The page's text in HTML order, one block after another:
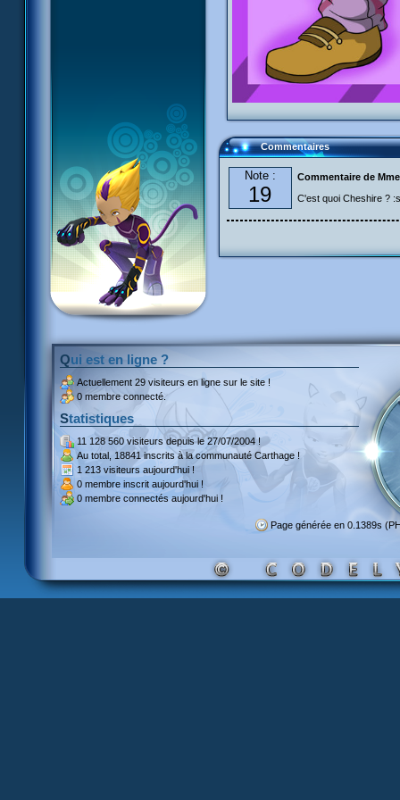
Commentaires
Note :
19
Commentaire de
C'est quoi Cheshire ? :s
Qui est en ligne ?
Actuellement 29 visiteurs en ligne sur le site !
0 membre connecté.
Statistiques
11 128 560 visiteursdepuis le 27/07/2004 !
Au total, 18841 inscritsà la communauté Carthage !
1 213 visiteurs aujourd'hui !
0 membre inscrit aujourd'hui !
0 membre connectés aujourd'hui !
Page générée en 0.1389s